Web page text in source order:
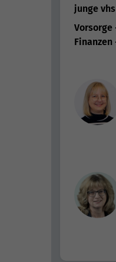
junge vhs
Vorsorge
Finanzen